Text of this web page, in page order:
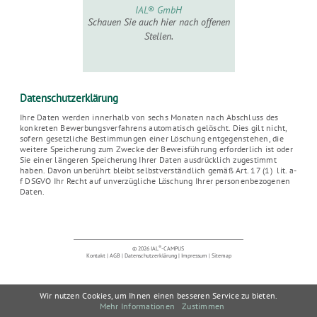
IAL® GmbH
Schauen Sie auch hier nach offenen
Stellen.
Datenschutzerklärung
Ihre Daten werden innerhalb von sechs Monaten nach Abschluss des
konkreten Bewerbungsverfahrens automatisch gelöscht. Dies gilt nicht,
sofern gesetzliche Bestimmungen einer Löschung entgegenstehen, die
weitere Speicherung zum Zwecke der Beweisführung erforderlich ist oder
Sie einer längeren Speicherung Ihrer Daten ausdrücklich zugestimmt
haben. Davon unberührt bleibt selbstverständlich gemäß Art. 17 (1) lit. a-
f DSGVO Ihr Recht auf unverzügliche Löschung Ihrer personenbezogenen
Daten.
© 2026 IAL ®-CAMPUS
Kontakt|AGB|Datenschutzerklärung|Impressum |Sitemap
Wir nutzen Cookies, um Ihnen einen besseren Service zu bieten.
Mehr Informationen
Zustimmen